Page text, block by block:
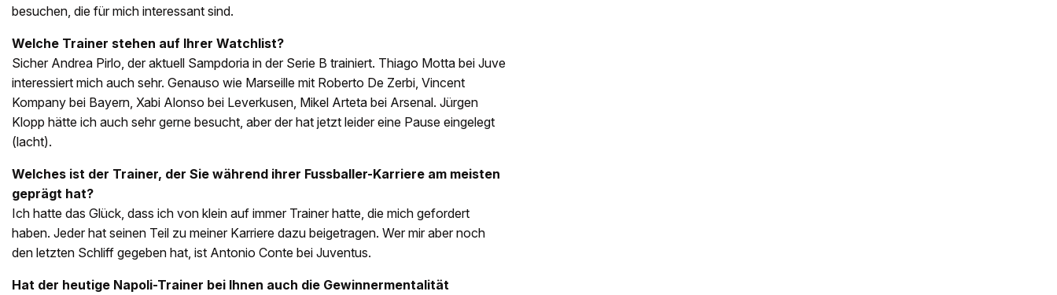
besuchen, die für mich interessant sind.
Welche Trainer stehen auf Ihrer Watchlist?
Sicher Andrea Pirlo, der aktuell Sampdoria in der Serie B trainiert. Thiago Motta bei Juve
interessiert mich auch sehr. Genauso wie Marseille mit Roberto De Zerbi, Vincent
Kompany bei Bayern, Xabi Alonso bei Leverkusen, Mikel Arteta bei Arsenal. Jürgen
Klopp hätte ich auch sehr gerne besucht, aber der hat jetzt leider eine Pause eingelegt
(lacht).
Welches ist der Trainer, der Sie während ihrer Fussballer-Karriere am meisten
geprägt hat?
Ich hatte das Glück, dass ich von klein auf immer Trainer hatte, die mich gefordert
haben. Jeder hat seinen Teil zu meiner Karriere dazu beigetragen. Wer mir aber noch
den letzten Schliff gegeben hat, ist Antonio Conte bei Juventus.
Hat der heutige Napoli-Trainer bei Ihnen auch die Gewinnermentalität